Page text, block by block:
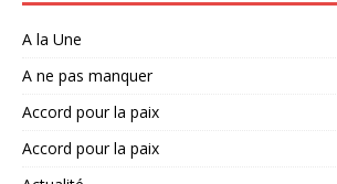
A la Une
A ne pas manquer
Accord pour la paix
Accord pour la paix